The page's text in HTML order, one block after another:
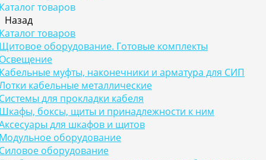
товаров
Назад
товаров
оборудование. Готовые комплекты
муфты, наконечники и арматура для СИП
кабельные металлические
для прокладки кабеля
боксы, щиты и принадлежности к ним
для шкафов и щитов
оборудование
оборудование